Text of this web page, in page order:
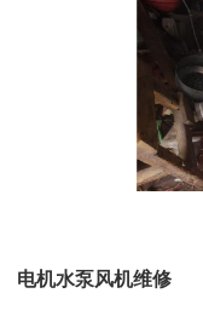
电机水泵风机维修